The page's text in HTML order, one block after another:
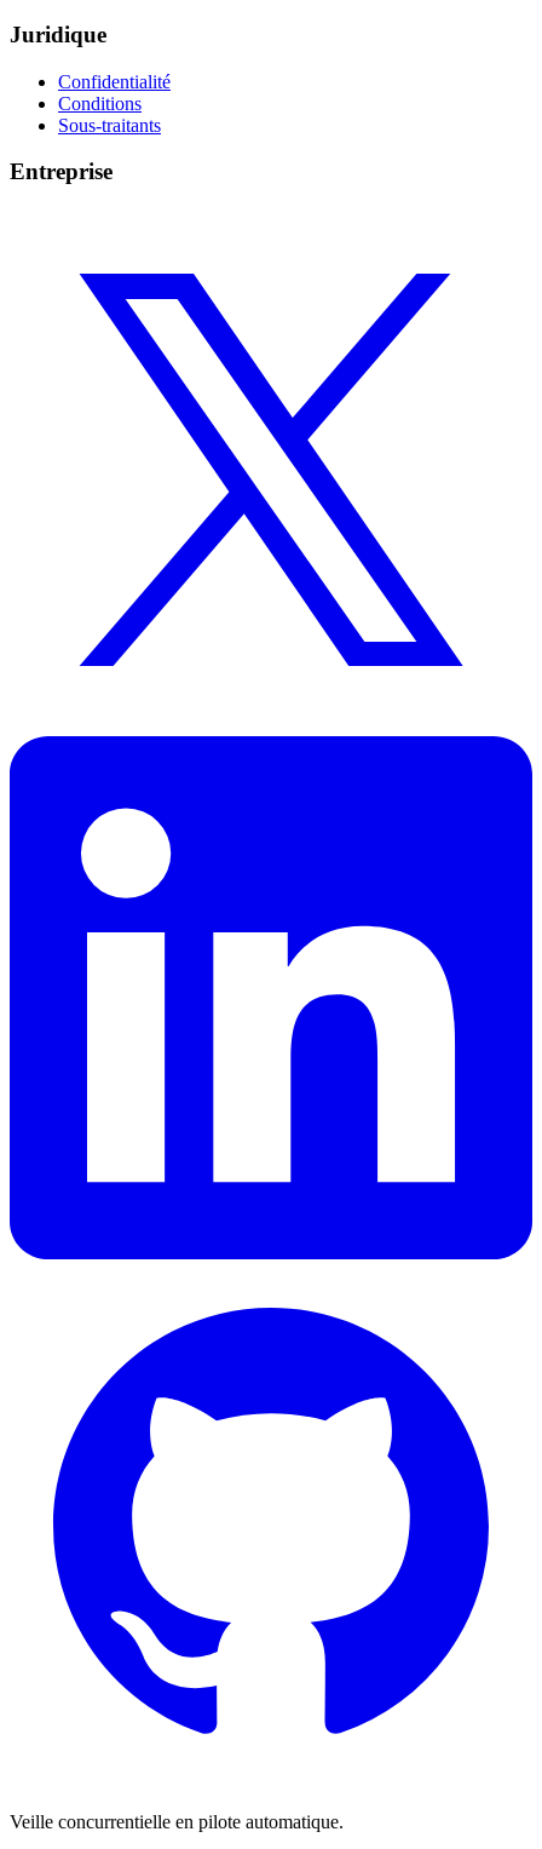
Juridique
Confidentialité
Conditions
Sous-traitants
Entreprise
Veille concurrentielle en pilote automatique.